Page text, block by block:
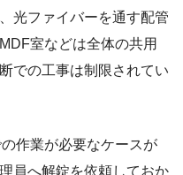
光ファイバーを通す配管
室などは全体の共用
での工事は制限されてい
作業が必要なケースが
員へ解錠を依頼しておか